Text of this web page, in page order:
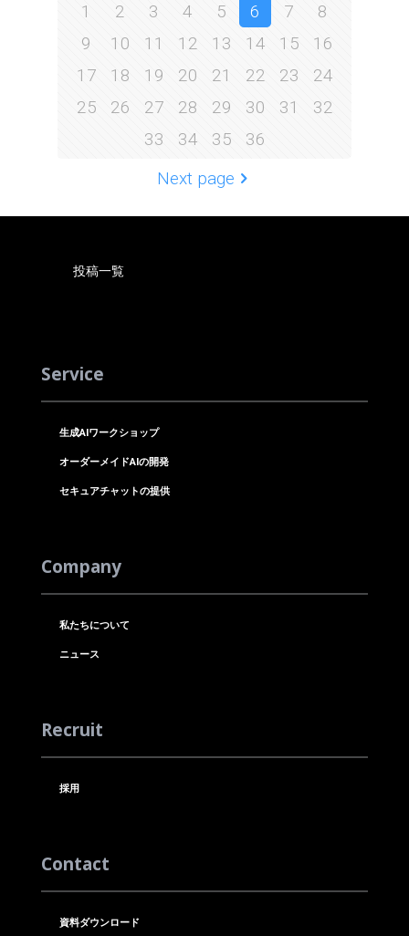
1 2 3 4 5 6 7
8
9
10 11 12 13 14 15
16
17
18 19 20 21 22 23
24
25
26 27 28 29 30 31
32
33
34 35
36
Next page
投稿一覧
Service
生成AIワークショップ
オーダーメイドAIの開発
セキュアチャットの提供
Company
私たちについて
ニュース
Recruit
採用
Contact
資料ダウンロード